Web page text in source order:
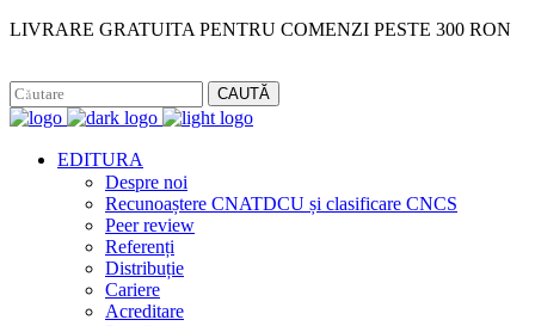
LIVRARE GRATUITA PENTRU COMENZI PESTE 300 RON
CAUTĂ
EDITURA
Despre noi
Recunoaștere CNATDCU și clasificare CNCS
Peer review
Referenți
Distribuție
Cariere
Acreditare